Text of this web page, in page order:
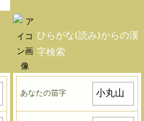
ひらがな(読み)からの漢
字検索
あなたの苗字